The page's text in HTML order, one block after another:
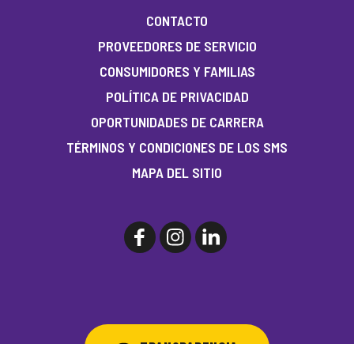
CONTACTO
PROVEEDORES DE SERVICIO
CONSUMIDORES Y FAMILIAS
POLÍTICA DE PRIVACIDAD
OPORTUNIDADES DE CARRERA
TÉRMINOS Y CONDICIONES DE LOS SMS
MAPA DEL SITIO